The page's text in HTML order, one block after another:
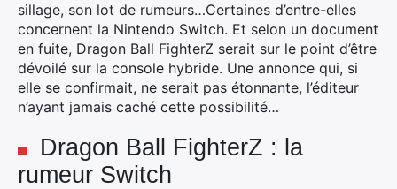
sillage, son lot de rumeurs…Certaines d’entre-elles
concernent la Nintendo Switch. Et selon un document
en fuite, Dragon Ball FighterZ serait sur le point d’être
dévoilé sur la console hybride. Une annonce qui, si
elle se confirmait, ne serait pas étonnante, l’éditeur
n’ayant jamais caché cette possibilité…
Dragon Ball FighterZ : la
rumeur Switch